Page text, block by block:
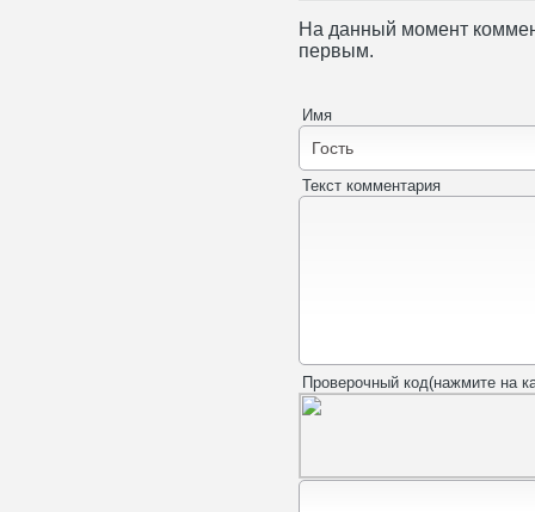
На данный момент
первым.
Имя
Текст комментария
Проверочный код(нажмите на